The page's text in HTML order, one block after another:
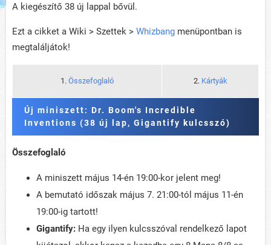
A kiegészítő 38 új lappal bővül.
Ezt a cikket a Wiki > Szettek > Whizbang menüpontban is
megtaláljátok!
1. Összefoglaló 2. Kártyák
Új miniszett: Dr. Boom's Incredible
Inventions (38 új lap, Gigantify kulcsszó)
Összefoglaló
A miniszett május 14-én 19:00-kor jelent meg!
A bemutató időszak május 7. 21:00-tól május 11-én
19:00-ig tartott!
Gigantify: Ha egy ilyen kulcsszóval rendelkező lapot